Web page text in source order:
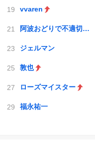
vvaren
阿波おどりで不適切な動画
ジェルマン
敦也
ローズマイスター
福永祐一